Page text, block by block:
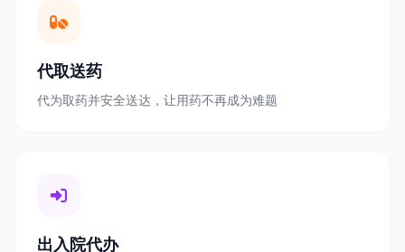
代取送药
代为取药并安全送达，让用药不再成为难题
出入院代办